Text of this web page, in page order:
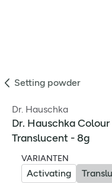
Setting powder
Dr. Hauschka
Dr. Hauschka
Translucent - 8g
VARIANTEN
Activating